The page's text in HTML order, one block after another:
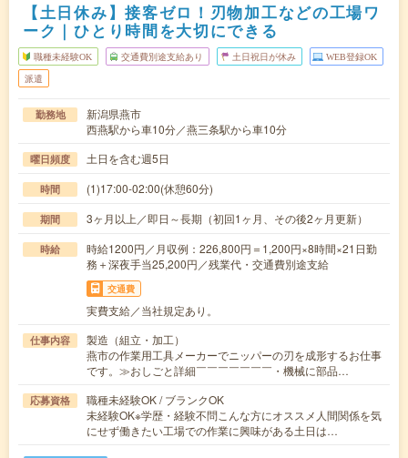
【土日休み】接客ゼロ！刃物加工などの工場ワ
ーク｜ひとり時間を大切にできる
職種未経験OK 交通費別途支給あり 土日祝日が休み WEB登録OK
派遣
勤務地
新潟県燕市
西燕駅から車10分／燕三条駅から車10分
曜日頻度 土日を含む週5日
時間 (1)17:00-02:00(休憩60分)
期間 3ヶ月以上／即日～長期（初回1ヶ月、その後2ヶ月更新）
時給
時給1200円／月収例：226,800円＝1,200円×8時間×21日勤
務＋深夜手当25,200円／残業代・交通費別途支給
交通費
実費支給／当社規定あり。
仕事内容
製造（組立・加工）
燕市の作業用工具メーカーでニッパーの刃を成形するお仕事
です。≫おしごと詳細￣￣￣￣￣￣￣・機械に部品…
応募資格
職種未経験OK / ブランクOK
未経験OK※学歴・経験不問こんな方にオススメ人間関係を気
にせず働きたい工場での作業に興味がある土日は…